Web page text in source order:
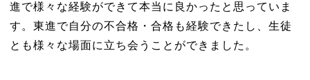
進で様々な経験ができて本当に良かったと思っていま
す。東進で自分の不合格・合格も経験できたし、生徒
とも様々な場面に立ち会うことができました。